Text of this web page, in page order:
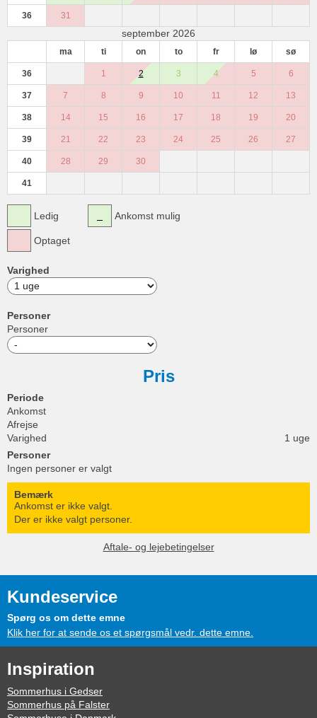
36 31
september 2026
ma ti on to fr lø sø
36 1 2 3 4 5 6
37 7 8 9 10 11 12 13
38 14 15 16 17 18 19 20
39 21 22 23 24 25 26 27
40 28 29 30
41
Ledig
Optaget
Ankomst mulig
Varighed
Personer
Personer
Pris
Periode
Ankomst
Afrejse
Varighed
1 uge
Personer
Ingen personer er valgt
Bemærk
Ankomst er ikke valgt.
Der er ikke valgt personer.
Aftale- og lejebetingelser
Kundeservice
Spørg os om dette emne
Klik her for at sende os et spørgsmål vedr. dette emne.
Inspiration
Sommerhus i Gedser
Sommerhus på Falster